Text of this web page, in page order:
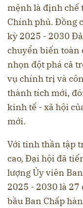
mệnh là định chế
Chính phủ. Đồng
kỳ 2025 - 2030
chuyển biến toàn
nhọn đột phá cả
vụ chính trị và
thành tích mới,
kinh tế - xã hội
mới.
Với tinh thần tập
cao, Đại hội đã
lượng Ủy viên
2025 - 2030 là 27
bầu Ban Chấp